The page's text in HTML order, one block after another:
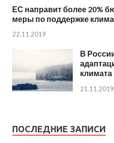
ЕС направит более 20%
меры по поддержке
22.11.2019
В
климата
21.11.2019
ПОСЛЕДНИЕ ЗАПИСИ